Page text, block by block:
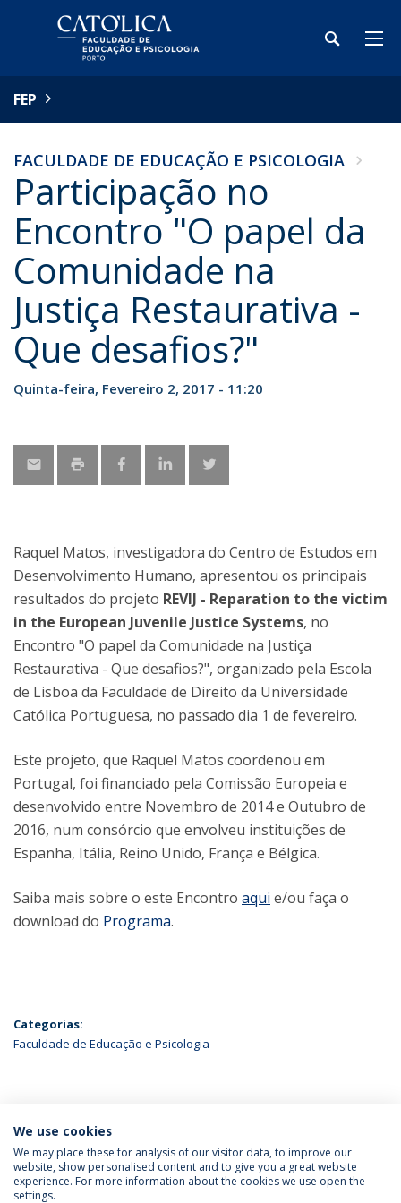
FEP
FACULDADE DE EDUCAÇÃO E PSICOLOGIA
Participação no
Encontro "O papel da
Comunidade na
Justiça Restaurativa -
Que desafios?"
Quinta-feira, Fevereiro 2, 2017 - 11:20
Raquel Matos, investigadora do Centro de Estudos em
Desenvolvimento Humano, apresentou os principais
resultados do projeto REVIJ - Reparation to the victim
in the European Juvenile Justice Systems, no
Encontro "O papel da Comunidade na Justiça
Restaurativa - Que desafios?", organizado pela Escola
de Lisboa da Faculdade de Direito da Universidade
Católica Portuguesa, no passado dia 1 de fevereiro.
Este projeto, que Raquel Matos coordenou em
Portugal, foi financiado pela Comissão Europeia e
desenvolvido entre Novembro de 2014 e Outubro de
2016, num consórcio que envolveu instituições de
Espanha, Itália, Reino Unido, França e Bélgica.
Saiba mais sobre o este Encontro aqui e/ou faça o
download do Programa.
Categorias:
Faculdade de Educação e Psicologia
ÚLTIMAS NOTÍCIAS
Política de Privacidade
Termos & Condições
We use cookies
We may place these for analysis of our visitor data, to improve our
website, show personalised content and to give you a great website
experience. For more information about the cookies we use open the
settings.